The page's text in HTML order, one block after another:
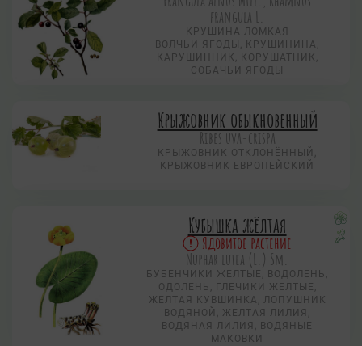
frangula L.
КРУШИНА ЛОМКАЯ
ВОЛЧЬИ ЯГОДЫ, КРУШИНИНА,
КАРУШИННИК, КОРУШАТНИК,
СОБАЧЬИ ЯГОДЫ
Крыжовник обыкновенный
Ribes uva-crispa
КРЫЖОВНИК ОТКЛОНЁННЫЙ,
КРЫЖОВНИК ЕВРОПЕЙСКИЙ
Кубышка жёлтая
Ядовитое растение
Nuphar lutea (L.) Sm.
БУБЕНЧИКИ ЖЕЛТЫЕ, ВОДОЛЕНЬ,
ОДОЛЕНЬ, ГЛЕЧИКИ ЖЕЛТЫЕ,
ЖЕЛТАЯ КУВШИНКА, ЛОПУШНИК
ВОДЯНОЙ, ЖЕЛТАЯ ЛИЛИЯ,
ВОДЯНАЯ ЛИЛИЯ, ВОДЯНЫЕ
МАКОВКИ